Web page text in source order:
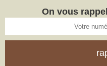
On vous